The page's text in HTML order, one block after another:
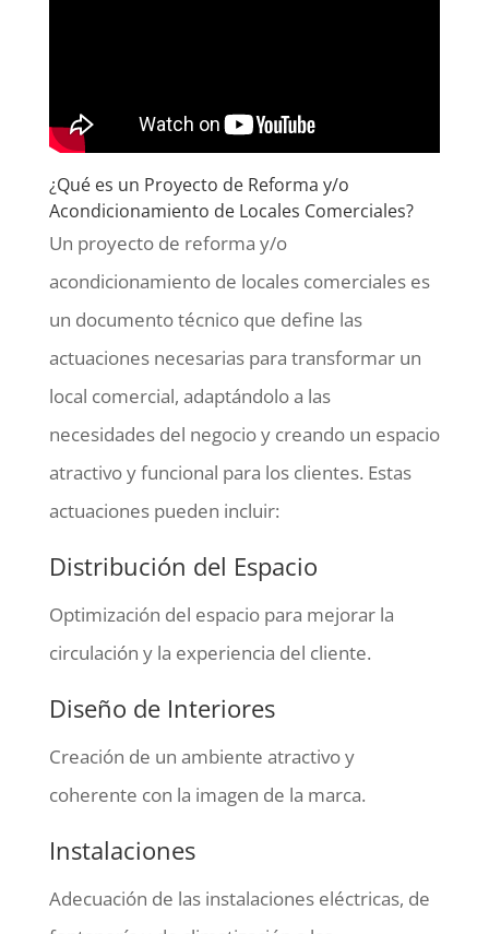
¿Qué es un Proyecto de Reforma y/o
Acondicionamiento de Locales Comerciales?
Un proyecto de reforma y/o
acondicionamiento de locales comerciales es
un documento técnico que define las
actuaciones necesarias para transformar un
local comercial, adaptándolo a las
necesidades del negocio y creando un espacio
atractivo y funcional para los clientes. Estas
actuaciones pueden incluir:
Distribución del Espacio
Optimización del espacio para mejorar la
circulación y la experiencia del cliente.
Diseño de Interiores
Creación de un ambiente atractivo y
coherente con la imagen de la marca.
Instalaciones
Adecuación de las instalaciones eléctricas, de